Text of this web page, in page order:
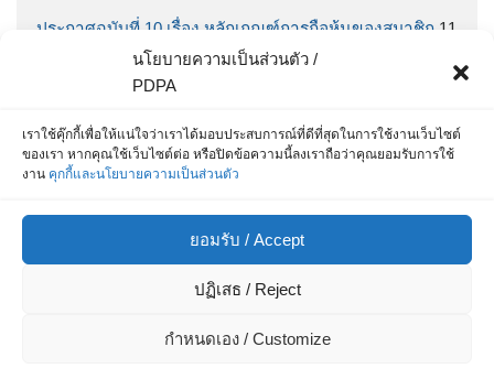
นโยบายความเป็นส่วนตัว /
PDPA
เราใช้คุ๊กกี้เพื่อให้แน่ใจว่าเราได้มอบประสบการณ์ที่ดีที่สุดในการใช้งานเว็บไซต์
ของเรา หากคุณใช้เว็บไซต์ต่อ หรือปิดข้อความนี้ลงเราถือว่าคุณยอมรับการใช้
งาน คุกกี้และนโยบายความเป็นส่วนตัว
ยอมรับ / Accept
ปฏิเสธ / Reject
กำหนดเอง / Customize
ประกาศฉบับที่ 10 เรื่อง หลักเกณฑ์การถือหุ้นของสมาชิก 11
มิถุนายน 2026
ประกาศฉบับที่ 9 เรื่อง กำหนดรับฝากเงินออมทรัพย์พิเศษ
30 มิถุนายน 2569 5 มิถุนายน 2026
สำหรับสมาชิก สส.ชสอ โหลด App เลย รู้หมดทุกเรื่อง 25
พฤษภาคม 2026
ประกาศฉบับที่ 8 / 2569 เรื่อง ประกาศรายชื่อผู้ที่ได้รับการ
คัดเลือกเพื่อบรรจุเป็นเจ้าหน้าที่สินเชื่อและการเงิน
พฤษภาคม 2026
ประกาศ ฉบับที่ 7/69 เรื่อง รายชื่อผู้ผ่านการสอบข้อเขียน